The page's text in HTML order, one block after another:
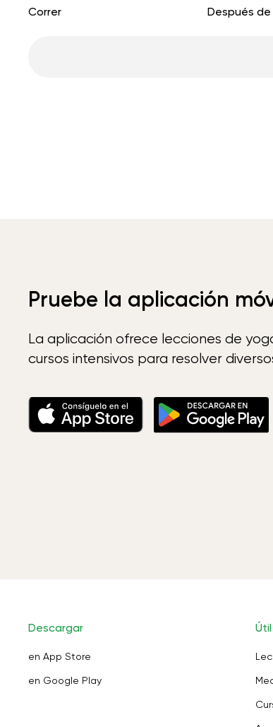
Correr Después
Pruebe la aplicación
La aplicación ofrece lecciones de
cursos intensivos para resolver
Descargar
en App Store
en Google Play
Útil